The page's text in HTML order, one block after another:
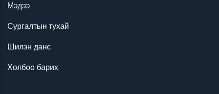
Мэдээ
Сургалтын тухай
Шилэн данс
Холбоо барих